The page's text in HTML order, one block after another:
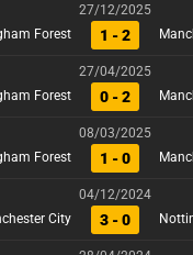
27/12/2025
Forest
1 - 2
27/04/2025
Forest
0 - 2
08/03/2025
Forest
1 - 0
04/12/2024
City
3 - 0